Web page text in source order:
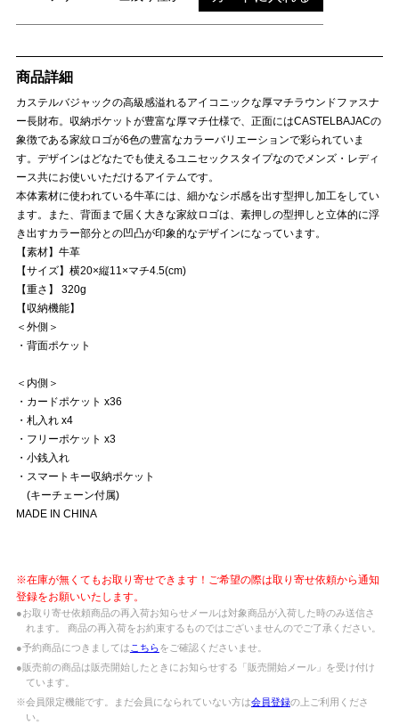
商品詳細
カステルバジャックの高級感溢れるアイコニックな厚マチラウンドファスナ
ー長財布。収納ポケットが豊富な厚マチ仕様で、正面にはCASTELBAJACの
象徴である家紋ロゴが6色の豊富なカラーバリエーションで彩られていま
す。デザインはどなたでも使えるユニセックスタイプなのでメンズ・レディ
ース共にお使いいただけるアイテムです。
本体素材に使われている牛革には、細かなシボ感を出す型押し加工をしてい
ます。また、背面まで届く大きな家紋ロゴは、素押しの型押しと立体的に浮
き出すカラー部分との凹凸が印象的なデザインになっています。
【素材】牛革
【サイズ】横20×縦11×マチ4.5(cm)
【重さ】 320g
【収納機能】
＜外側＞
・背面ポケット
＜内側＞
・カードポケット x36
・札入れ x4
・フリーポケット x3
・小銭入れ
・スマートキー収納ポケット
(キーチェーン付属)
MADE IN CHINA
※在庫が無くてもお取り寄せできます！ご希望の際は取り寄せ依頼から通知
登録をお願いいたします。
●お取り寄せ依頼商品の再入荷お知らせメールは対象商品が入荷した時のみ送信さ
れます。 商品の再入荷をお約束するものではございませんのでご了承ください。
●予約商品につきましては こちらをご確認くださいませ。
●販売前の商品は販売開始したときにお知らせする「販売開始メール」を受け付け
ています。
※会員限定機能です。まだ会員になられていない方は会員登録の上ご利用くださ
い。